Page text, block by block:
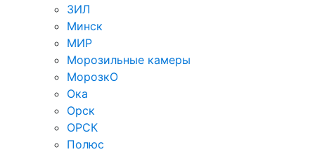
ЗИЛ
Минск
МИР
Морозильные камеры
МорозкО
Ока
Орск
ОРСК
Полюс